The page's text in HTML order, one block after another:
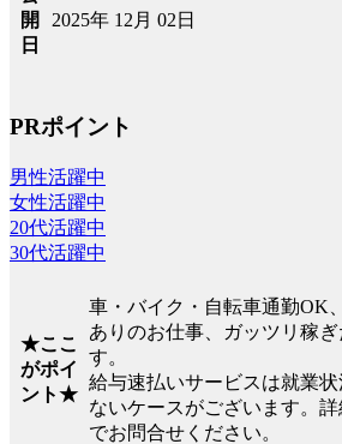
開
日
2025年 12月 02日
PRポイント
男性活躍中
女性活躍中
20代活躍中
30代活躍中
★ここ
がポイ
ント★
車・バイク・自転車通勤OK
ありのお仕事、ガッツリ稼
す。
給与速払いサービスは就業
ないケースがございます。
でお問合せください。